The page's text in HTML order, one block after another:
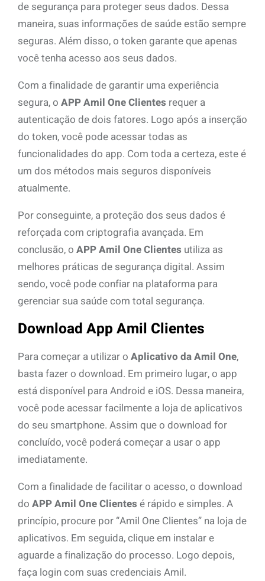
de segurança para proteger seus dados. Dessa
maneira, suas informações de saúde estão sempre
seguras. Além disso, o token garante que apenas
você tenha acesso aos seus dados.
Com a finalidade de garantir uma experiência
segura, o APP Amil One Clientes requer a
autenticação de dois fatores. Logo após a inserção
do token, você pode acessar todas as
funcionalidades do app. Com toda a certeza, este é
um dos métodos mais seguros disponíveis
atualmente.
Por conseguinte, a proteção dos seus dados é
reforçada com criptografia avançada. Em
conclusão, o APP Amil One Clientes utiliza as
melhores práticas de segurança digital. Assim
sendo, você pode confiar na plataforma para
gerenciar sua saúde com total segurança.
Download App Amil Clientes
Para começar a utilizar o Aplicativo da Amil One,
basta fazer o download. Em primeiro lugar, o app
está disponível para Android e iOS. Dessa maneira,
você pode acessar facilmente a loja de aplicativos
do seu smartphone. Assim que o download for
concluído, você poderá começar a usar o app
imediatamente.
Com a finalidade de facilitar o acesso, o download
do APP Amil One Clientes é rápido e simples. A
princípio, procure por “Amil One Clientes” na loja de
aplicativos. Em seguida, clique em instalar e
aguarde a finalização do processo. Logo depois,
faça login com suas credenciais Amil.